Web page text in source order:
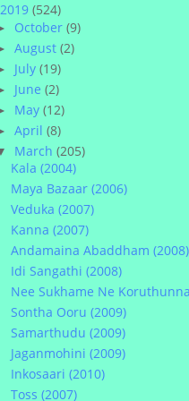
2019 (524)
October(9)
August(2)
July(19)
June(2)
May(12)
April(8)
March(205)
Kala (2004)
Maya Bazaar (2006)
Veduka (2007)
Kanna (2007)
Andamaina Abaddham (2008)
Idi Sangathi (2008)
Nee Sukhame Ne
Sontha Ooru (2009)
Samarthudu (2009)
Jaganmohini (2009)
Inkosaari (2010)
Toss (2007)